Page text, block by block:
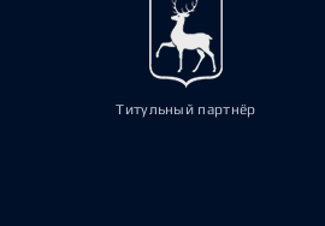
Титульный партнёр